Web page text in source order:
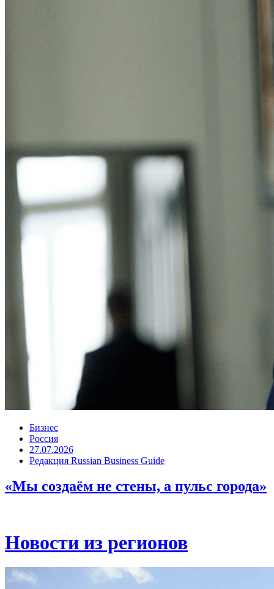
Бизнес
Россия
27.07.2026
Редакция Russian Business Guide
«Мы создаём не стены, а пульс города»
Новости из регионов